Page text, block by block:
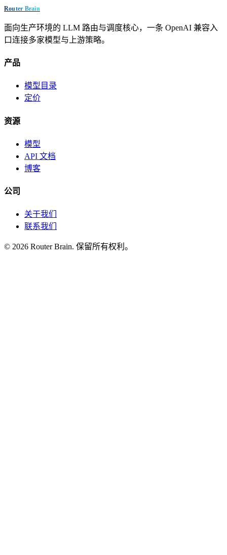
Router Brain
面向生产环境的 LLM 路由与调度核心，一条 OpenAI 兼容入
口连接多家模型与上游策略。
产品
模型目录
定价
资源
模型
API 文档
博客
公司
关于我们
联系我们
© 2026 Router Brain. 保留所有权利。